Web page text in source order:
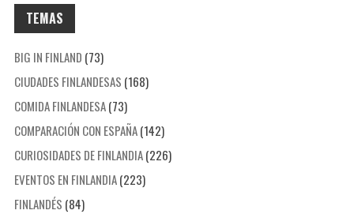
TEMAS
BIG IN FINLAND (73)
CIUDADES FINLANDESAS (168)
COMIDA FINLANDESA(73)
COMPARACIÓN CON ESPAÑA(142)
CURIOSIDADES DE FINLANDIA(226)
EVENTOS EN FINLANDIA(223)
FINLANDÉS (84)